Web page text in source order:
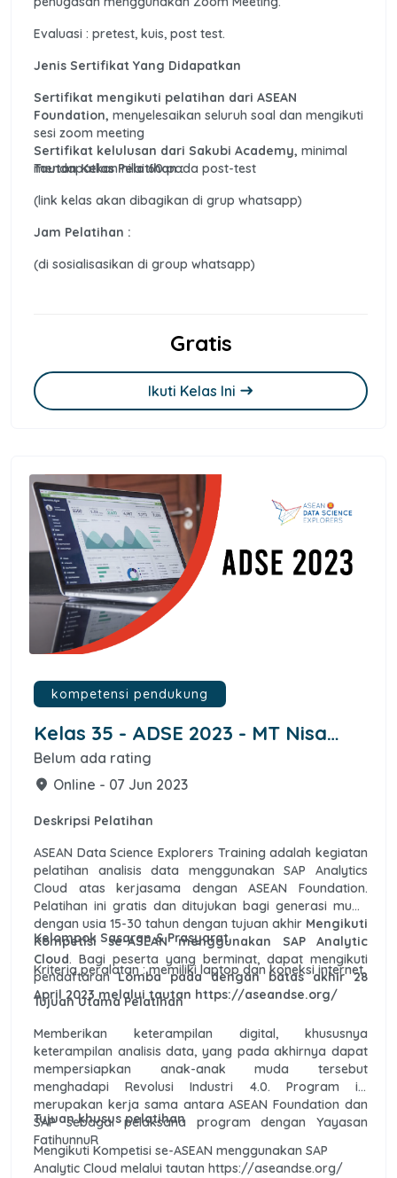
Evaluasi : pretest, kuis, post test.
Jenis Sertifikat Yang Didapatkan
Sertifikat mengikuti pelatihan dari ASEAN
Foundation, menyelesaikan seluruh soal dan mengikuti
sesi zoom meeting
Sertifikat kelulusan dari Sakubi Academy, minimal
mendapatkan nilai 60 pada post-test
Tautan Kelas Pelatihan :
(link kelas akan dibagikan di grup whatsapp)
Jam Pelatihan :
(di sosialisasikan di group whatsapp)
Gratis
Ikuti Kelas Ini east
kompetensi pendukung
Kelas 35 - ADSE 2023 - MT Nisa
Ismundari Wildan
Belum ada rating
place Online - 07 Jun 2023
Deskripsi Pelatihan
ASEAN Data Science Explorers Training adalah kegiatan
pelatihan analisis data menggunakan SAP Analytics
Cloud atas kerjasama dengan ASEAN Foundation.
Pelatihan ini gratis dan ditujukan bagi generasi muda
dengan usia 15-30 tahun dengan tujuan akhir Mengikuti
Kompetisi se-ASEAN menggunakan SAP Analytic
Cloud. Bagi peserta yang berminat, dapat mengikuti
pendaftaranLomba pada dengan batas akhir 28
April 2023 melalui tautan https://aseandse.org/
Kelompok Sasaran & Prasyarat
Kriteria peralatan : memiliki laptop dan koneksi internet.
Tujuan Utama Pelatihan
Memberikan keterampilan digital, khususnya
keterampilan analisis data, yang pada akhirnya dapat
mempersiapkan anak-anak muda tersebut
menghadapi Revolusi Industri 4.0. Program ini
merupakan kerja sama antara ASEAN Foundation dan
SAP sebagai pelaksana program dengan Yayasan
FatihunnuR
Tujuan khusus pelatihan
Mengikuti Kompetisi se-ASEAN menggunakan SAP
Analytic Cloud melalui tautan https://aseandse.org/